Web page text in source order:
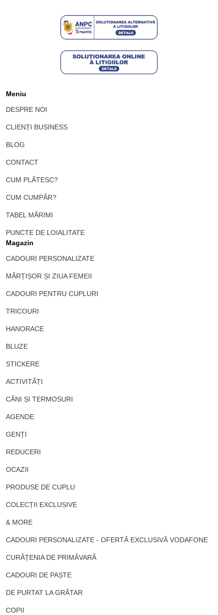
Meniu
DESPRE NOI
CLIENȚI BUSINESS
BLOG
CONTACT
CUM PLĂTESC?
CUM CUMPĂR?
TABEL MĂRIMI
PUNCTE DE LOIALITATE
Magazin
CADOURI PERSONALIZATE
MĂRȚIȘOR ȘI ZIUA FEMEII
CADOURI PENTRU CUPLURI
TRICOURI
HANORACE
BLUZE
STICKERE
ACTIVITĂȚI
CĂNI ȘI TERMOSURI
AGENDE
GENȚI
REDUCERI
OCAZII
PRODUSE DE CUPLU
COLECȚII EXCLUSIVE
& MORE
CADOURI PERSONALIZATE - OFERTĂ EXCLUSIVĂ VODAFONE
CURĂȚENIA DE PRIMĂVARĂ
CADOURI DE PAȘTE
DE PURTAT LA GRĂTAR
COPII